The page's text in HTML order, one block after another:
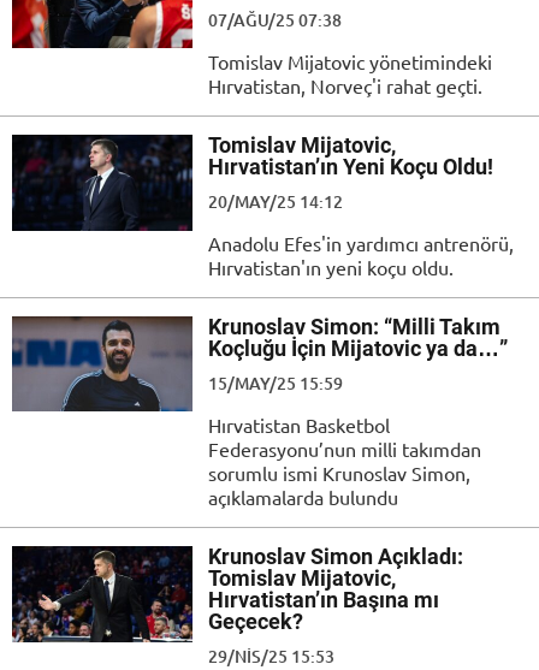
07/AĞU/25 07:38
Tomislav Mijatovic yönetimindeki
Hırvatistan, Norveç'i rahat geçti.
Tomislav Mijatovic,
Hırvatistan’ın Yeni Koçu Oldu!
20/MAY/25 14:12
Anadolu Efes'in yardımcı antrenörü,
Hırvatistan'ın yeni koçu oldu.
Krunoslav Simon: “Milli Takım
Koçluğu İçin Mijatovic ya da…”
15/MAY/25 15:59
Hırvatistan Basketbol
Federasyonu’nun milli takımdan
sorumlu ismi Krunoslav Simon,
açıklamalarda bulundu
Krunoslav Simon Açıkladı:
Tomislav Mijatovic,
Hırvatistan’ın Başına mı
Geçecek?
29/NIS/25 15:53